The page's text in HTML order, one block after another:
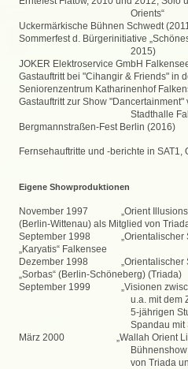
Orients“
Uckermärkische Bühnen Schwedt
Sommerfest d. Bürgerinitiative
2015)
JOKER Elektroservice GmbH
Gastauftritt bei "Cihangir & Friends" in
Seniorenzentrum Katharinenhof
Gastauftritt zur Show
Stadthalle
Bergmannstraßen-Fest Berlin (2016)
Fernsehauftritte und -berichte in SAT1,
Eigene Showproduktionen
November 1997 „Orient Illusions“
(Berlin-Wittenau) als Mitglied von
September 1998 „Orientalischer
„Karyatis“ Falkensee
Dezember 1998 „Orientalischer
„Sorbas“ (Berlin-Schöneberg) (Triada)
September 1999 „Visionen
u.a. mit dem
5-jährigen
Spandau mit
März 2000 „Wallah Orient
von Triada